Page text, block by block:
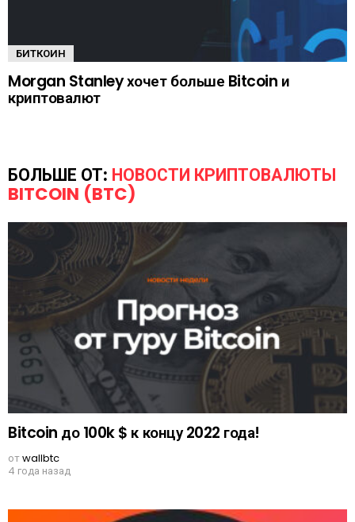
БИТКОИН
Morgan Stanley хочет больше Bitcoin и
криптовалют
БОЛЬШЕ ОТ: НОВОСТИ КРИПТОВАЛЮТЫ
BITCOIN (BTC)
Bitcoin до 100k $ к концу 2022 года!
отwallbtc
4 года назад